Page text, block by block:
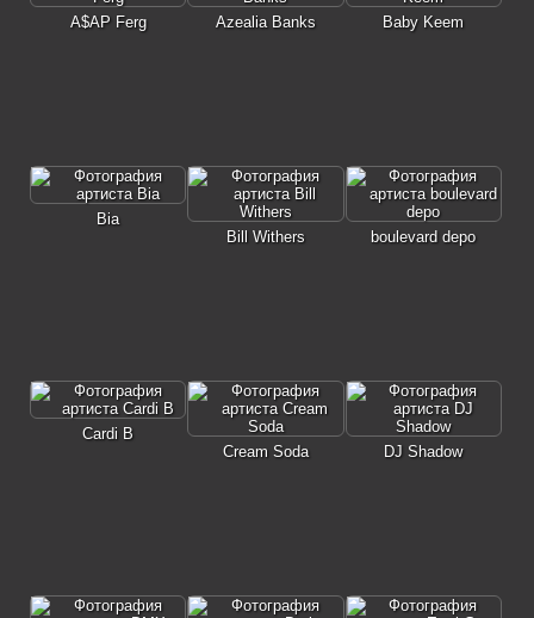
A$AP Ferg Azealia Banks Baby Keem
Bia
Bill Withers
boulevard depo
Cardi B
Cream Soda
DJ Shadow